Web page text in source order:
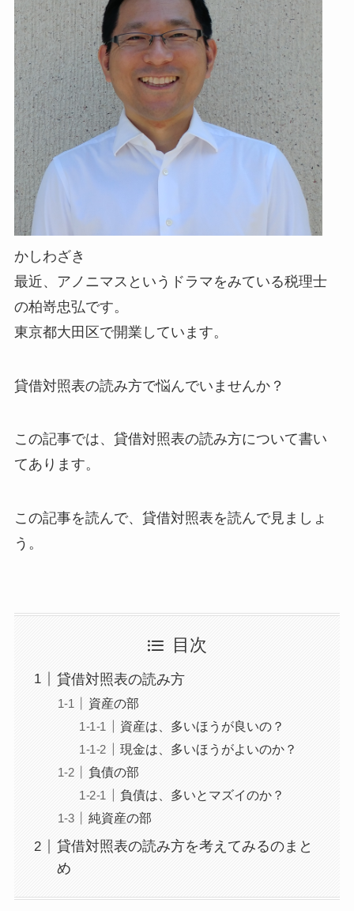
かしわざき
最近、アノニマスというドラマをみている税理士
の柏嵜忠弘です。
東京都大田区で開業しています。
貸借対照表の読み方で悩んでいませんか？
この記事では、貸借対照表の読み方について書い
てあります。
この記事を読んで、貸借対照表を読んで見ましょ
う。
目次
貸借対照表の読み方
資産の部
資産は、多いほうが良いの？
現金は、多いほうがよいのか？
負債の部
負債は、多いとマズイのか？
純資産の部
貸借対照表の読み方を考えてみるのまと
め